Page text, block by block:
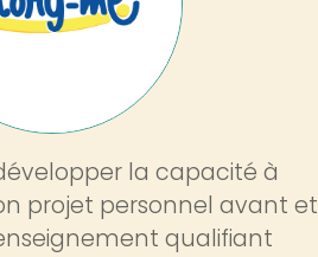
la capacité à
projet personnel avant et
qualifiant